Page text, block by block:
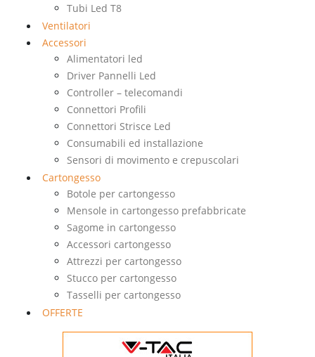
Tubi Led T8
Ventilatori
Accessori
Alimentatori led
Driver Pannelli Led
Controller – telecomandi
Connettori Profili
Connettori Strisce Led
Consumabili ed installazione
Sensori di movimento e crepuscolari
Cartongesso
Botole per cartongesso
Mensole in cartongesso prefabbricate
Sagome in cartongesso
Accessori cartongesso
Attrezzi per cartongesso
Stucco per cartongesso
Tasselli per cartongesso
OFFERTE